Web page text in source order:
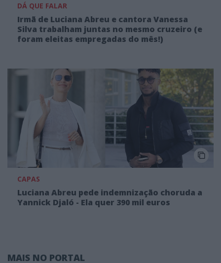
DÁ QUE FALAR
Irmã de Luciana Abreu e cantora Vanessa
Silva trabalham juntas no mesmo cruzeiro (e
foram eleitas empregadas do mês!)
CAPAS
Luciana Abreu pede indemnização choruda a
Yannick Djaló - Ela quer 390 mil euros
MAIS NO PORTAL